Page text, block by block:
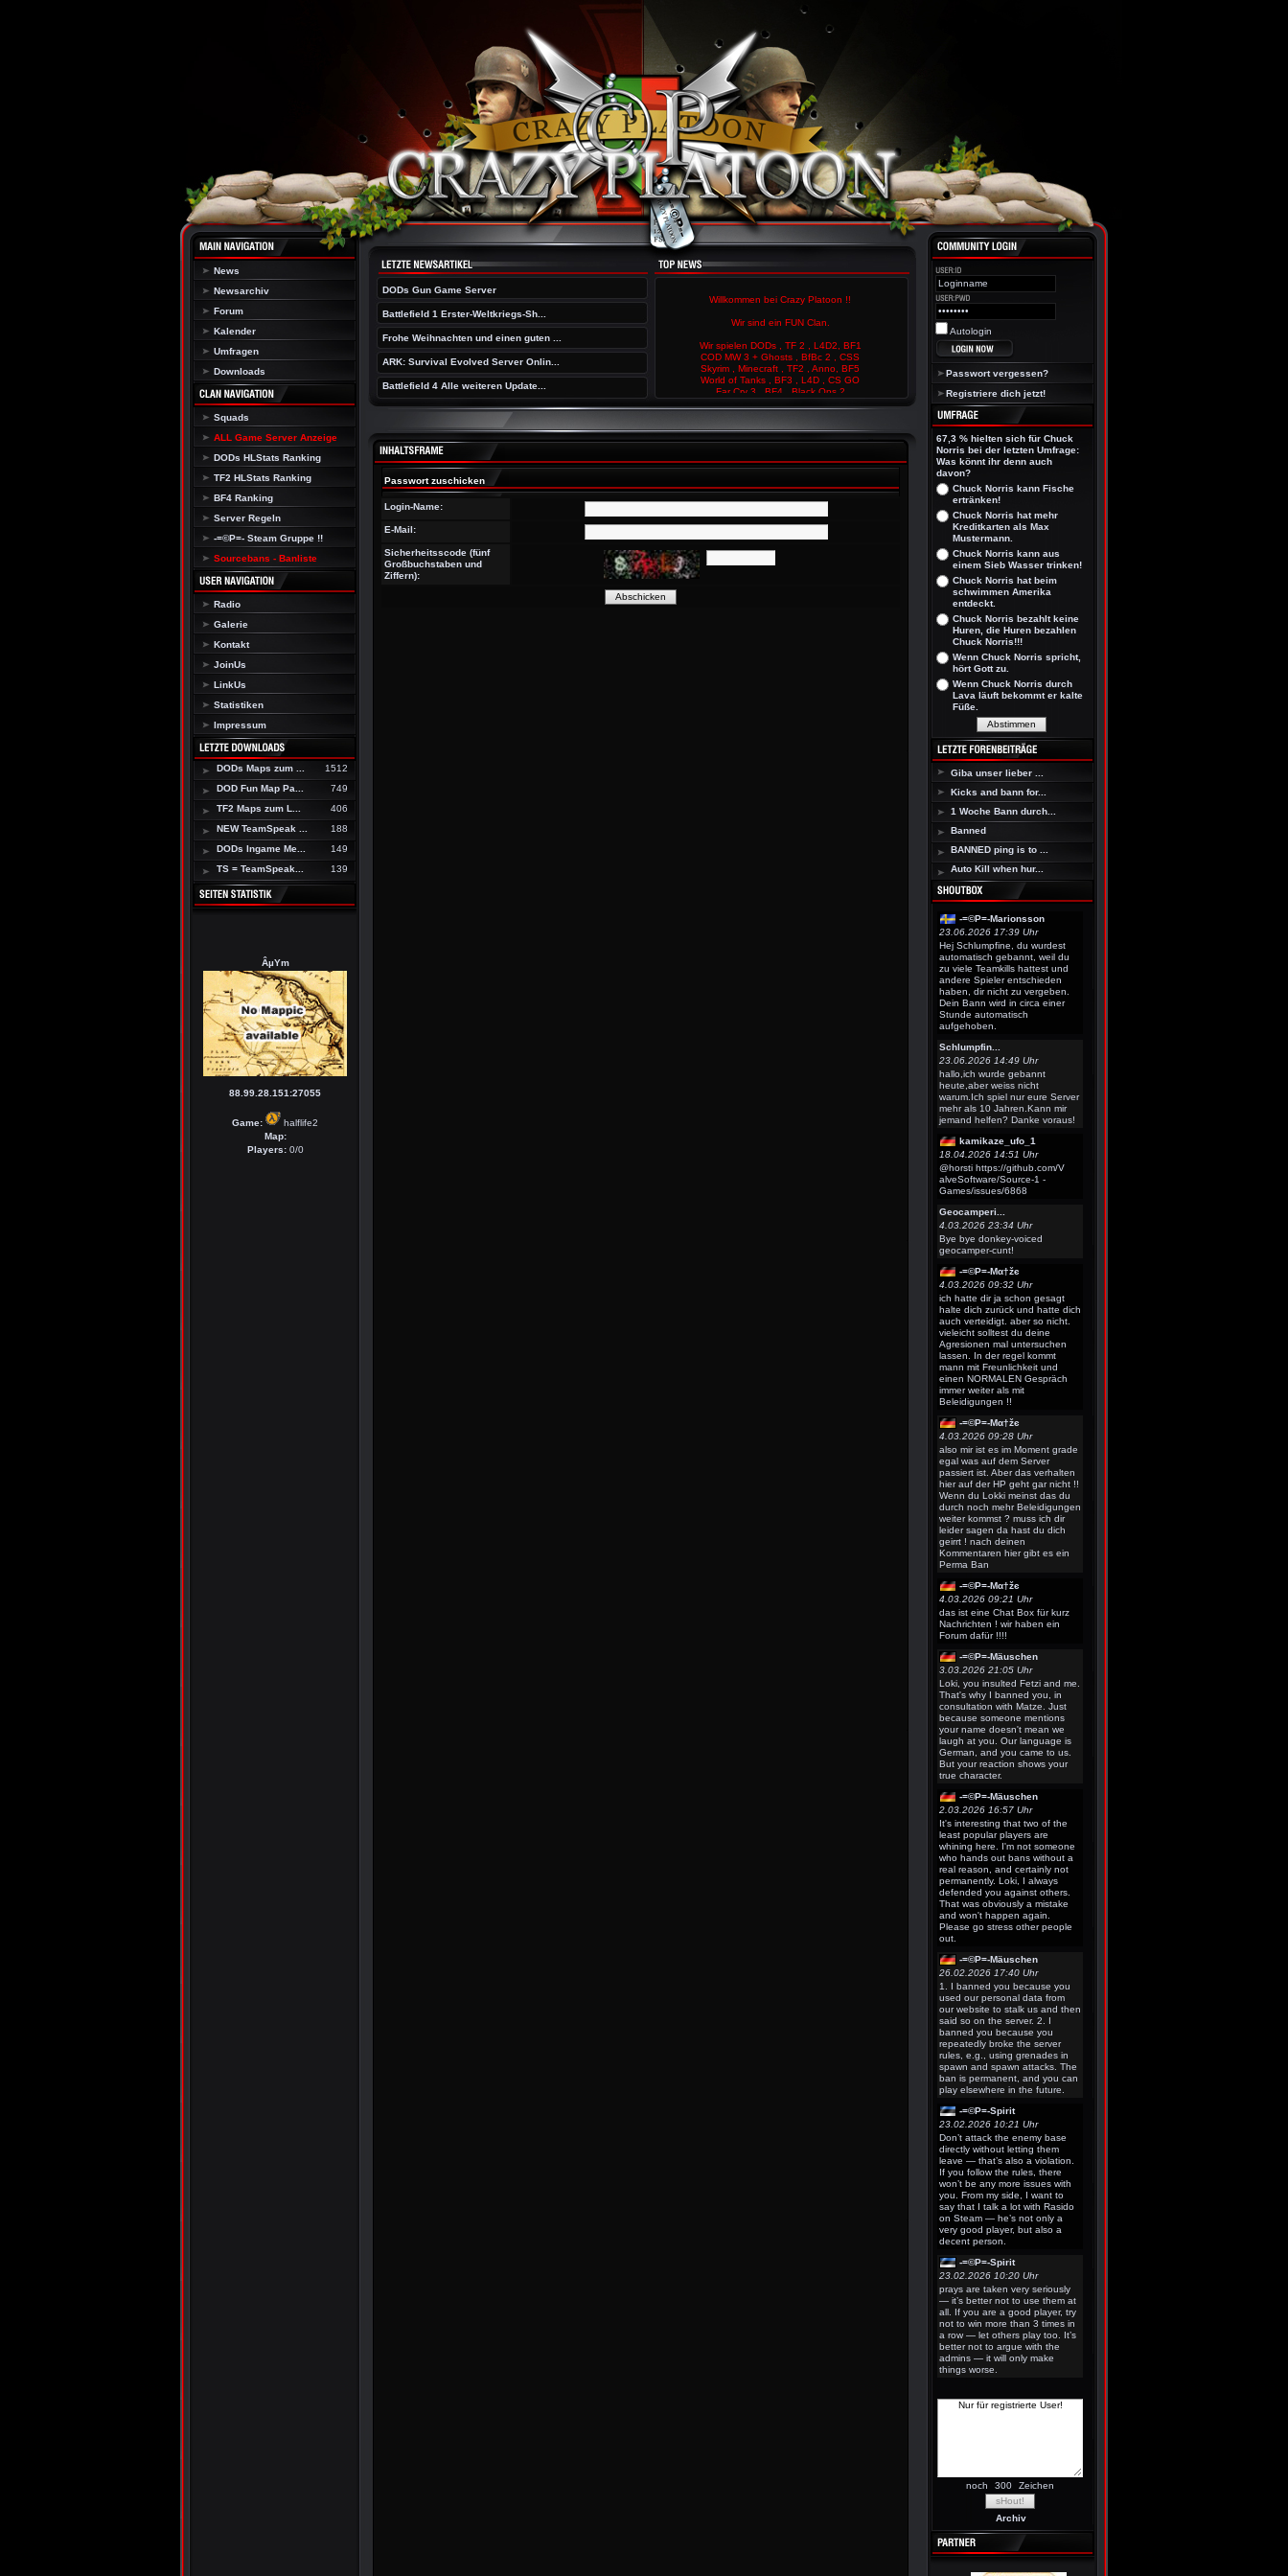
News
Newsarchiv
Forum
Kalender
Umfragen
Downloads
Squads
ALL Game Server Anzeige
DODs HLStats Ranking
TF2 HLStats Ranking
BF4 Ranking
Server Regeln
-=©P=- Steam Gruppe !!
Sourcebans - Banliste
Radio
Galerie
Kontakt
JoinUs
LinkUs
Statistiken
Impressum
DODs Maps zum ...
1512
DOD Fun Map Pa...
749
TF2 Maps zum L...
406
NEW TeamSpeak ...
188
DODs Ingame Me...
149
TS = TeamSpeak...
139
ÂµYm
88.99.28.151:27055
Game:
halflife2
Map:
Players:0/0
DODs Gun Game Server
Battlefield 1 Erster-Weltkriegs-Sh...
Frohe Weihnachten und einen guten ...
ARK: Survival Evolved Server Onlin...
Battlefield 4 Alle weiteren Update...
Passwort zuschicken
Login-Name:
E-Mail:
Sicherheitsscode (fünf
Großbuchstaben und
Ziffern):
Autologin
Passwort vergessen?
Registriere dich jetzt!
67,3 % hielten sich für Chuck
Norris bei der letzten Umfrage:
Was könnt ihr denn auch
davon?
Chuck Norris kann Fische
ertränken!
Chuck Norris hat mehr
Kreditkarten als Max
Mustermann.
Chuck Norris kann aus
einem Sieb Wasser trinken!
Chuck Norris hat beim
schwimmen Amerika
entdeckt.
Chuck Norris bezahlt keine
Huren, die Huren bezahlen
Chuck Norris!!!
Wenn Chuck Norris spricht,
hört Gott zu.
Wenn Chuck Norris durch
Lava läuft bekommt er kalte
Füße.
Giba unser lieber ...
Kicks and bann for...
1 Woche Bann durch...
Banned
BANNED ping is to ...
Auto Kill when hur...
-=©P=-Marionsson
23.06.2026 17:39 Uhr
Hej Schlumpfine, du wurdest
automatisch gebannt, weil du
zu viele Teamkills hattest und
andere Spieler entschieden
haben, dir nicht zu vergeben.
Dein Bann wird in circa einer
Stunde automatisch
aufgehoben.
Schlumpfin...
23.06.2026 14:49 Uhr
hallo,ich wurde gebannt
heute,aber weiss nicht
warum.Ich spiel nur eure Server
mehr als 10 Jahren.Kann mir
jemand helfen? Danke voraus!
kamikaze_ufo_1
18.04.2026 14:51 Uhr
@horsti https://github.com/V
alveSoftware/Source-1 -
Games/issues/6868
Geocamperi...
4.03.2026 23:34 Uhr
Bye bye donkey-voiced
geocamper-cunt!
-=©P=-Мα†žє
4.03.2026 09:32 Uhr
ich hatte dir ja schon gesagt
halte dich zurück und hatte dich
auch verteidigt. aber so nicht.
vieleicht solltest du deine
Agresionen mal untersuchen
lassen. In der regel kommt
mann mit Freunlichkeit und
einen NORMALEN Gespräch
immer weiter als mit
Beleidigungen !!
-=©P=-Мα†žє
4.03.2026 09:28 Uhr
also mir ist es im Moment grade
egal was auf dem Server
passiert ist. Aber das verhalten
hier auf der HP geht gar nicht !!
Wenn du Lokki meinst das du
durch noch mehr Beleidigungen
weiter kommst ? muss ich dir
leider sagen da hast du dich
geirrt ! nach deinen
Kommentaren hier gibt es ein
Perma Ban
-=©P=-Мα†žє
4.03.2026 09:21 Uhr
das ist eine Chat Box für kurz
Nachrichten ! wir haben ein
Forum dafür !!!!
-=©P=-Mäuschen
3.03.2026 21:05 Uhr
Loki, you insulted Fetzi and me.
That's why I banned you, in
consultation with Matze. Just
because someone mentions
your name doesn't mean we
laugh at you. Our language is
German, and you came to us.
But your reaction shows your
true character.
-=©P=-Mäuschen
2.03.2026 16:57 Uhr
It's interesting that two of the
least popular players are
whining here. I'm not someone
who hands out bans without a
real reason, and certainly not
permanently. Loki, I always
defended you against others.
That was obviously a mistake
and won't happen again.
Please go stress other people
out.
-=©P=-Mäuschen
26.02.2026 17:40 Uhr
1. I banned you because you
used our personal data from
our website to stalk us and then
said so on the server. 2. I
banned you because you
repeatedly broke the server
rules, e.g., using grenades in
spawn and spawn attacks. The
ban is permanent, and you can
play elsewhere in the future.
-=©P=-Spirit
23.02.2026 10:21 Uhr
Don’t attack the enemy base
directly without letting them
leave — that’s also a violation.
If you follow the rules, there
won’t be any more issues with
you. From my side, I want to
say that I talk a lot with Rasido
on Steam — he’s not only a
very good player, but also a
decent person.
-=©P=-Spirit
23.02.2026 10:20 Uhr
prays are taken very seriously
— it’s better not to use them at
all. If you are a good player, try
not to win more than 3 times in
a row — let others play too. It’s
better not to argue with the
admins — it will only make
things worse.
noch Zeichen
Archiv